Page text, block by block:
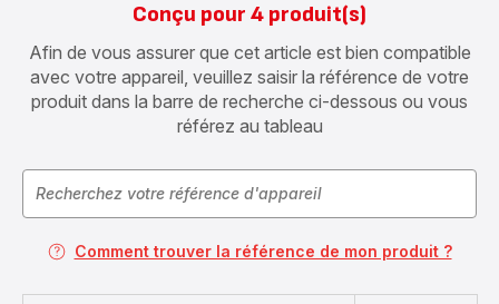
Conçu pour 4 produit(s)
Afin de vous assurer que cet article est bien compatible
avec votre appareil, veuillez saisir la référence de votre
produit dans la barre de recherche ci-dessous ou vous
référez au tableau
Comment trouver la référence de mon produit ?